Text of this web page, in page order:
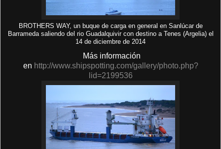
BROTHERS WAY, un buque de carga en general en Sanlúcar de
Barrameda saliendo del rio Guadalquivir con destino a Tenes (Argelia) el
14 de diciembre de 2014
Más información
en http://www.shipspotting.com/gallery/photo.php?
lid=2199536